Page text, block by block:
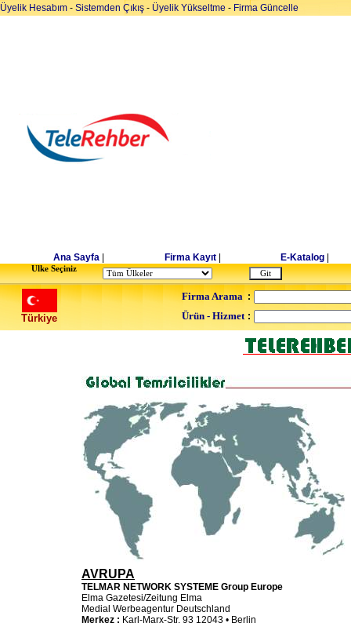
Üyelik Hesabım - Sistemden Çıkış - Üyelik Yükseltme - Firma Güncelle
Ana Sayfa Firma Kayıt E-Katalog|
Ulke Seçiniz
Türkiye
Firma Arama :
Ürün - Hizmet :
AVRUPA
TELMAR NETWORK SYSTEME Group Europe
Elma Gazetesi/Zeitung Elma
Medial Werbeagentur Deutschland
Merkez : Karl-Marx-Str. 93 12043 • Berlin